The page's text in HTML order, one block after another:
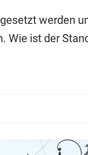
werden
Wie ist der